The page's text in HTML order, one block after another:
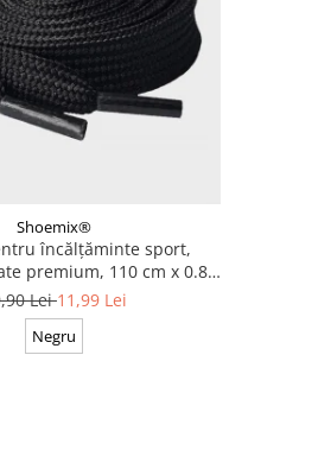
Shoemix®
încălțăminte sport,
premium, 110 cm x 0.8
cm
Lei11,99 Lei
Negru